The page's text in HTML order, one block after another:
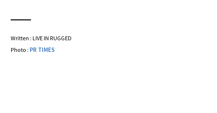
Written : LIVE IN RUGGED
Photo :PR TIMES